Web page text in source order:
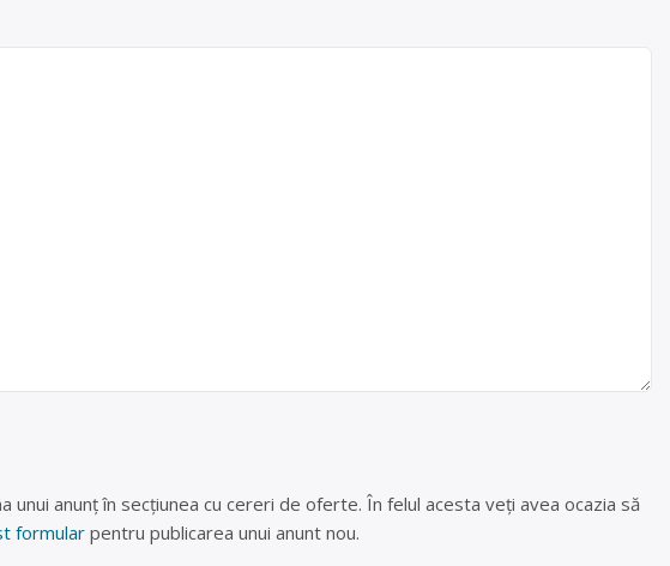
anunț în secțiunea cu cereri de oferte. În felul acesta veți avea ocazia să
formularpentru publicarea unui anunt nou.